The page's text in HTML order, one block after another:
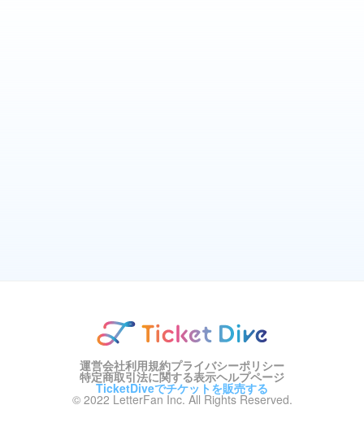
運営会社利用規約プライバシーポリシー
特定商取引法に関する表示ヘルプページ
TicketDiveでチケットを販売する
© 2022 LetterFan Inc. All Rights Reserved.